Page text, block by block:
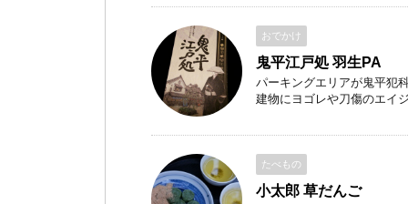
おでかけ
鬼平江戸処 羽生PA
パーキングエリアが鬼平犯
建物にヨゴレや刀傷のエイ
たべもの
小太郎 草だんご